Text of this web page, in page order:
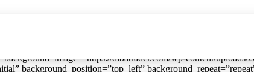
Hero” _builder_version=”3.22″
dibatrader.com/wp-content/
background_size=”initial” background_position=”top_left”